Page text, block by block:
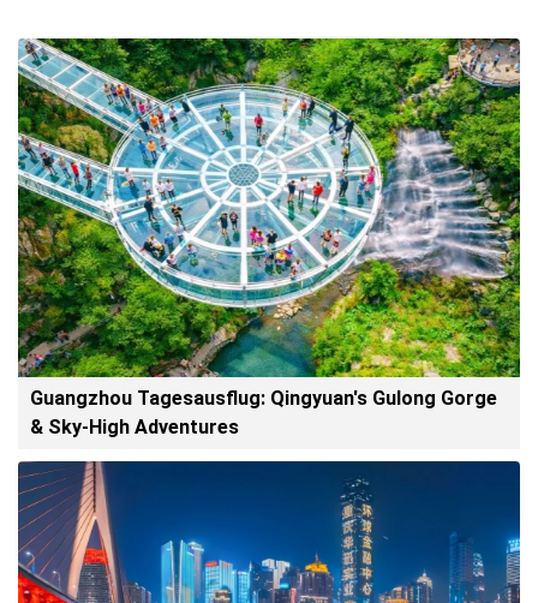
Guangzhou Tagesausflug: Qingyuan's Gulong Gorge
& Sky-High Adventures